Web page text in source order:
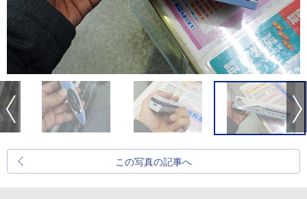
この写真の記事へ